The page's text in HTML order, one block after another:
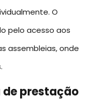
O
pelo acesso aos
assembleias, onde
prestação